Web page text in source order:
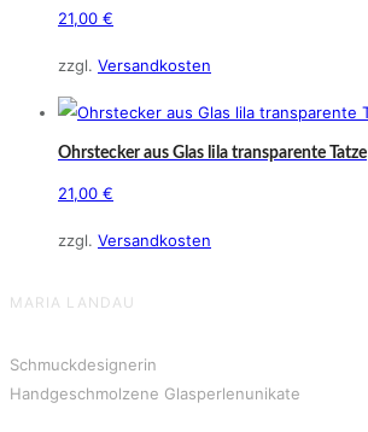
21,00 €
zzgl. Versandkosten
Ohrstecker aus Glas lila transparente Tatze
21,00 €
zzgl. Versandkosten
MARIA LANDAU
Schmuckdesignerin
Handgeschmolzene Glasperlenunikate